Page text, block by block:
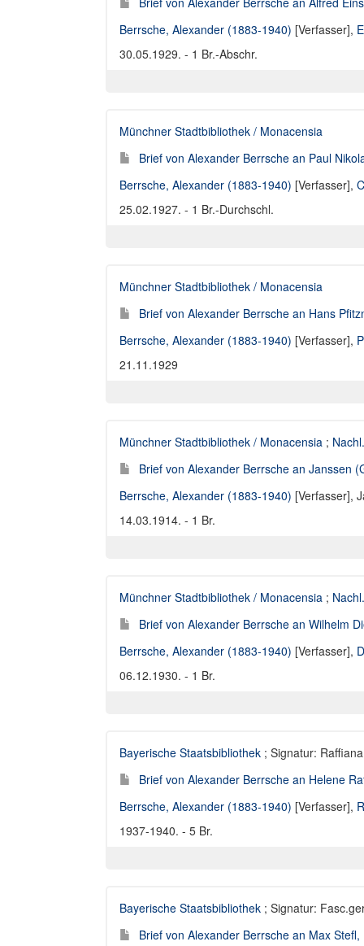
Berrsche, Alexander (1883-1940) [Verfasser],
30.05.1929. - 1 Br.-Abschr.
Münchner Stadtbibliothek / Monacensia
Brief von Alexander Berrsche an Paul
Berrsche, Alexander (1883-1940) [Verfasser],
25.02.1927. - 1 Br.-Durchschl.
Münchner Stadtbibliothek / Monacensia
Brief von Alexander Berrsche an Hans
Berrsche, Alexander (1883-1940) [Verfasser],
21.11.1929
Münchner Stadtbibliothek / Monacensia ;
Brief von Alexander Berrsche an Janssen
Berrsche, Alexander (1883-1940) [Verfasser],
14.03.1914. - 1 Br.
Münchner Stadtbibliothek / Monacensia ;
Brief von Alexander Berrsche an Wilhelm
Berrsche, Alexander (1883-1940) [Verfasser],
06.12.1930. - 1 Br.
Bayerische Staatsbibliothek ; Signatur:
Brief von Alexander Berrsche an Helene
Berrsche, Alexander (1883-1940) [Verfasser],
1937-1940. - 5 Br.
Bayerische Staatsbibliothek ; Signatur:
Brief von Alexander Berrsche an Max